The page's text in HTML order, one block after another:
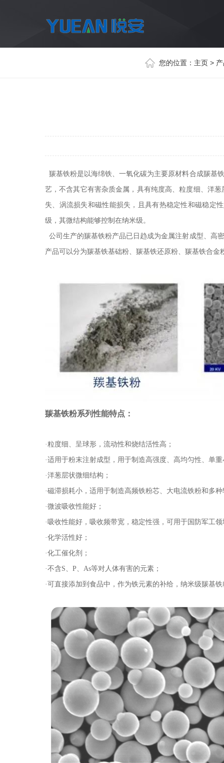
您的位置： 主页 >
羰基铁粉是以海绵铁、一氧化碳为主要原材料合成羰基
艺，不含其它有害杂质金属，具有纯度高、粒度细、洋
失、涡流损失和磁性能损失，且具有热稳定性和磁稳定
级，其微结构能够控制在纳米级。
公司生产的羰基铁粉产品已日趋成为金属注射成型、高
产品可以分为羰基铁基础粉、羰基铁还原粉、羰基铁合金
羰基铁粉系列性能特点：
·粒度细、呈球形，流动性和烧结活性高；
·适用于粉末注射成型，用于制造高强度、高均匀性、单
·洋葱层状微细结构；
·磁滞损耗小，适用于制造高频铁粉芯、大电流铁粉和多
·微波吸收性能好；
·吸收性能好，吸收频带宽，稳定性强，可用于国防军工
·化学活性好；
·化工催化剂；
·不含S、P、As等对人体有害的元素；
·可直接添加到食品中，作为铁元素的补给，纳米级羰基